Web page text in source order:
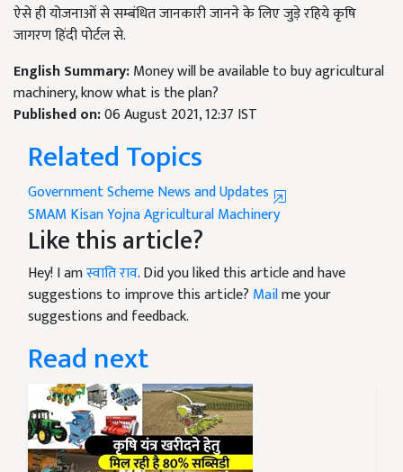
ऐसे ही योजनाओं से सम्बंधित जानकारी जानने के लिए जुड़े रहिये कृषि
जागरण हिंदी पोर्टल से.
English Summary:Money will be available to buy agricultural
machinery, know what is the plan?
Published on:06 August 2021, 12:37 IST
Related Topics
Government Scheme News and Updates
SMAM Kisan YojnaAgricultural Machinery
Like this article?
Hey! I amस्वाति राव. Did you liked this article and have
suggestions to improve this article? Mailme your
suggestions and feedback.
Read next